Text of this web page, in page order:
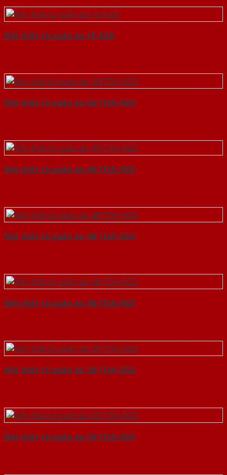
Nội thất tủ quần áo 15-SGD
Nội thất tủ quần áo 26-TQA-SGD
Nội thất tủ quần áo 49-TQA-SGD
Nội thất tủ quần áo 48-TQA-SGD
Nội thất tủ quần áo 38-TQA-SGD
Nội thất tủ quần áo 29-TQA-SGD
Nội thất tủ quần áo 20-TQA-SGD